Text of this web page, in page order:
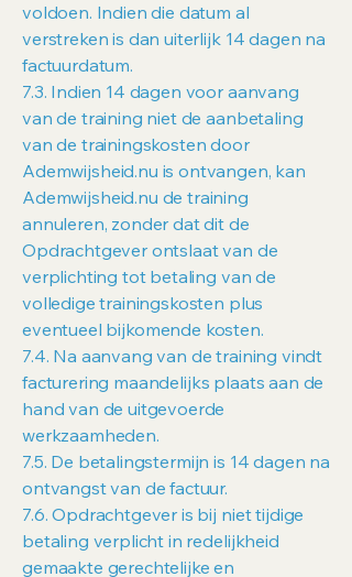
voldoen. Indien die datum al
verstreken is dan uiterlijk 14 dagen na
factuurdatum.
7.3. Indien 14 dagen voor aanvang
van de training niet de aanbetaling
van de trainingskosten door
Ademwijsheid.nu is ontvangen, kan
Ademwijsheid.nu de training
annuleren, zonder dat dit de
Opdrachtgever ontslaat van de
verplichting tot betaling van de
volledige trainingskosten plus
eventueel bijkomende kosten.
7.4. Na aanvang van de training vindt
facturering maandelijks plaats aan de
hand van de uitgevoerde
werkzaamheden.
7.5. De betalingstermijn is 14 dagen na
ontvangst van de factuur.
7.6. Opdrachtgever is bij niet tijdige
betaling verplicht in redelijkheid
gemaakte gerechtelijke en